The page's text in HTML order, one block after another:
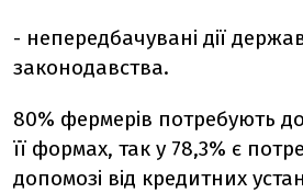
- непередбачувані дії
законодавства.
80% фермерів потребують
її формах, так у 78,3% є
допомозі від кредитних